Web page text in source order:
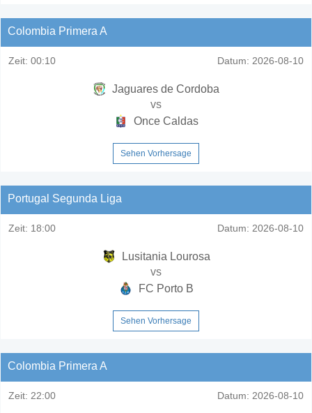
Colombia Primera A
Zeit: 00:10 Datum: 2026-08-10
Jaguares de Cordoba
vs
Once Caldas
Sehen Vorhersage
Portugal Segunda Liga
Zeit: 18:00 Datum: 2026-08-10
Lusitania Lourosa
vs
FC Porto B
Sehen Vorhersage
Colombia Primera A
Zeit: 22:00 Datum: 2026-08-10